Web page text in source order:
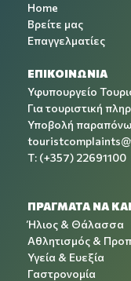
Home
Βρείτε μας
Επαγγελματίες
ΕΠΙΚΟΙΝΩΝΙΑ
Υφυπουργείο
Για τουριστική
Υποβολή
T: (+357) 22691100
ΠΡΑΓΜΑΤΑ ΝΑ
Ήλιος & Θάλασσα
Αθλητισμός &
Υγεία & Ευεξία
Γαστρονομία